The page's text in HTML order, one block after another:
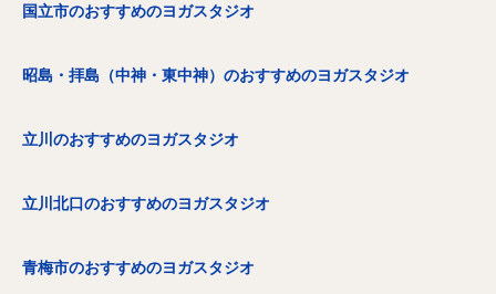
国立市のおすすめのヨガスタジオ
昭島・拝島（中神・東中神）のおすすめのヨガスタジオ
立川のおすすめのヨガスタジオ
立川北口のおすすめのヨガスタジオ
青梅市のおすすめのヨガスタジオ